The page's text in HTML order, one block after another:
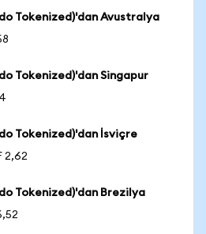
Tokenized)'dan Avustralya
Tokenized)'dan Singapur
Tokenized)'dan İsviçre
2,62
Tokenized)'dan Brezilya